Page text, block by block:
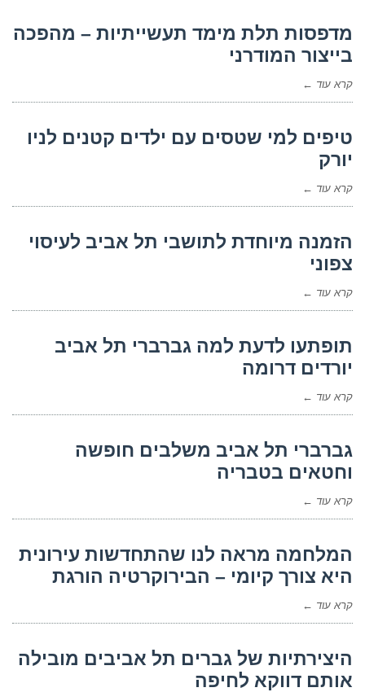
מדפסות תלת מימד תעשייתיות – מהפכה
בייצור המודרני
קרא עוד ←
טיפים למי שטסים עם ילדים קטנים לניו
יורק
קרא עוד ←
הזמנה מיוחדת לתושבי תל אביב לעיסוי
צפוני
קרא עוד ←
תופתעו לדעת למה גברברי תל אביב
יורדים דרומה
קרא עוד ←
גברברי תל אביב משלבים חופשה
וחטאים בטבריה
קרא עוד ←
המלחמה מראה לנו שהתחדשות עירונית
היא צורך קיומי – הבירוקרטיה הורגת
קרא עוד ←
היצירתיות של גברים תל אביבים מובילה
אותם דווקא לחיפה